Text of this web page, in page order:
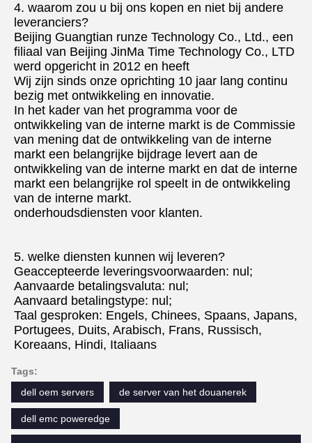
4. waarom zou u bij ons kopen en niet bij andere
leveranciers?
Beijing Guangtian runze Technology Co., Ltd., een
filiaal van Beijing JinMa Time Technology Co., LTD
werd opgericht in 2012 en heeft
Wij zijn sinds onze oprichting 10 jaar lang continu
bezig met ontwikkeling en innovatie.
In het kader van het programma voor de
ontwikkeling van de interne markt is de Commissie
van mening dat de ontwikkeling van de interne
markt een belangrijke bijdrage levert aan de
ontwikkeling van de interne markt en dat de interne
markt een belangrijke rol speelt in de ontwikkeling
van de interne markt.
onderhoudsdiensten voor klanten.
5. welke diensten kunnen wij leveren?
Geaccepteerde leveringsvoorwaarden: nul;
Aanvaarde betalingsvaluta: nul;
Aanvaard betalingstype: nul;
Taal gesproken: Engels, Chinees, Spaans, Japans,
Portugees, Duits, Arabisch, Frans, Russisch,
Koreaans, Hindi, Italiaans
Tags:
dell oem servers
de server van het douanerek
dell emc poweredge